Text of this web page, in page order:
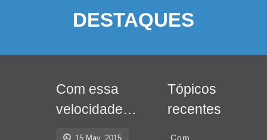
DESTAQUES
Com essa
velocidade…
15 May, 2015
Tópicos
recentes
Com